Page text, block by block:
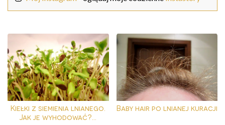
Kiełki z siemienia lnianego.
Jak je wyhodować?...
Baby hair po lnianej kuracji